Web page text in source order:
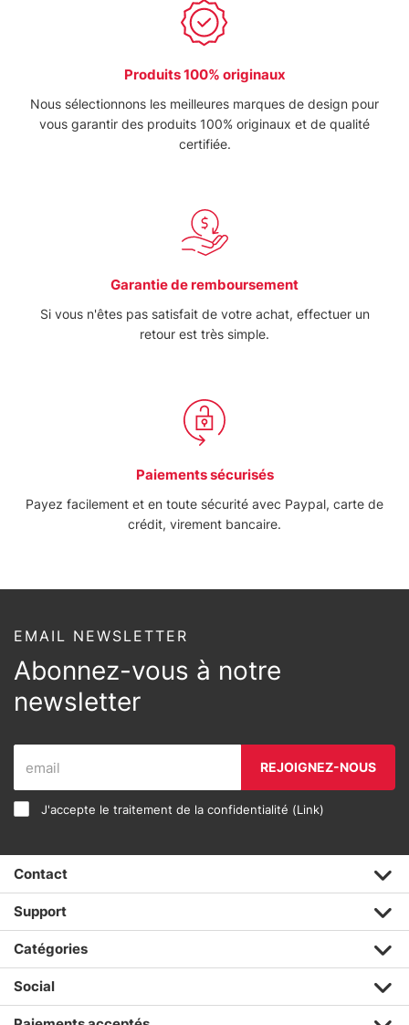
Produits 100% originaux
Nous sélectionnons les meilleures marques de design pour
vous garantir des produits 100% originaux et de qualité
certifiée.
Garantie de remboursement
Si vous n'êtes pas satisfait de votre achat, effectuer un
retour est très simple.
Paiements sécurisés
Payez facilement et en toute sécurité avec Paypal, carte de
crédit, virement bancaire.
EMAIL NEWSLETTER
Abonnez-vous à notre
newsletter
REJOIGNEZ-NOUS
J'accepte le traitement de la confidentialité (Link)
Contact
Support
Catégories
Social